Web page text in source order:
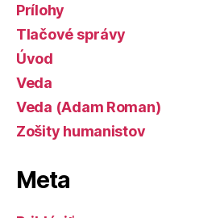
Prílohy
Tlačové správy
Úvod
Veda
Veda (Adam Roman)
Zošity humanistov
Meta